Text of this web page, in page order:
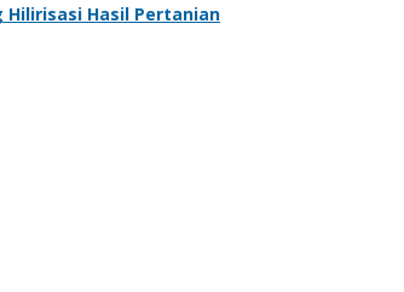
Hilirisasi Hasil Pertanian